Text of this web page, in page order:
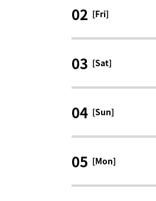
02 [Fri]
03 [Sat]
04 [Sun]
05 [Mon]